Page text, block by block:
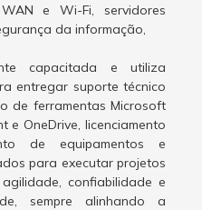
e Wi-Fi, servidores
da informação,
capacitada e utiliza
entregar suporte técnico
de ferramentas Microsoft
e OneDrive, licenciamento
de equipamentos e
para executar projetos
confiabilidade e
sempre alinhando a